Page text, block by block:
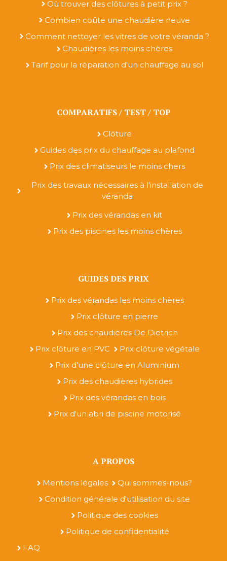
Où trouver des clôtures à petit prix ?
Combien coûte une chaudière neuve
Comment nettoyer les vitres de votre véranda ?
Chaudières les moins chères
Tarif pour la réparation d'un chauffage au sol
COMPARATIFS / TEST / TOP
Clôture
Guides des prix du chauffage au plafond
Prix des climatiseurs le moins chers
Prix des travaux nécessaires à l'installation de
véranda
Prix des vérandas en kit
Prix des piscines les moins chères
GUIDES DES PRIX
Prix des vérandas les moins chères
Prix clôture en pierre
Prix des chaudières De Dietrich
Prix clôture en PVC
Prix clôture végétale
Prix d'une clôture en Aluminium
Prix des chaudières hybrides
Prix des vérandas en bois
Prix d'un abri de piscine motorisé
A PROPOS
Mentions légales
Qui sommes-nous?
Condition générale d'utilisation du site
Politique des cookies
Politique de confidentialité
FAQ